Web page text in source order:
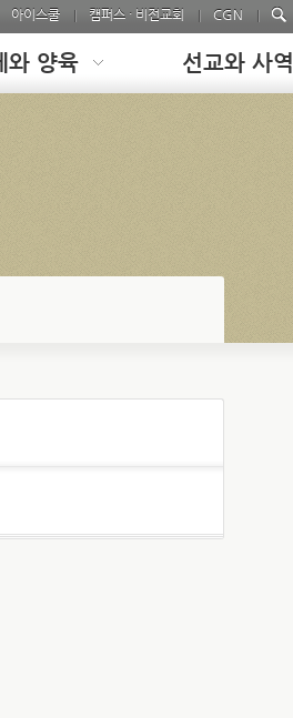
아이스쿨 캠퍼스 · 비전교회 CGN
와 양육 선교와 사역